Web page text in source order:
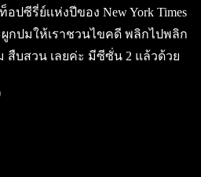
ปซีรี่ย์เเห่งปีของ New York Times
กปมให้เราชวนไขคดี พลิกไปพลิก
บสวน เลยค่ะ มีซีซั่น 2 แล้วด้วย